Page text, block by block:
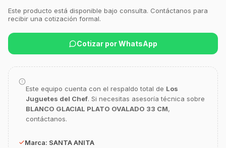
Este producto está disponible bajo consulta. Contáctanos para
recibir una cotización formal.
Cotizar por WhatsApp
Este equipo cuenta con el respaldo total de Los
Juguetes del Chef. Si necesitas asesoría técnica sobre
BLANCO GLACIAL PLATO OVALADO 33 CM,
contáctanos.
Marca: SANTA ANITA
¡Hola Chef! 🍳 Soy GastroBot, tu asesor
de cocina profesional de GastroArt.
equipamiento o utensilios?
Buscar estufas industriales
Ver uniformes y filipinas
Métodos de envío y entrega